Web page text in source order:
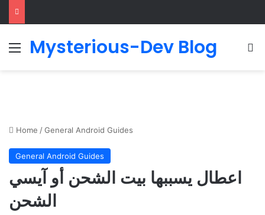
Menu
Mysterious-Dev Blog
Home /General Android Guides
General Android Guides
اعطال يسببها بيت الشحن أو آيسي
الشحن